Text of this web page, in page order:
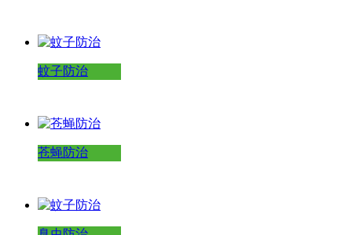
蚊子防治
苍蝇防治